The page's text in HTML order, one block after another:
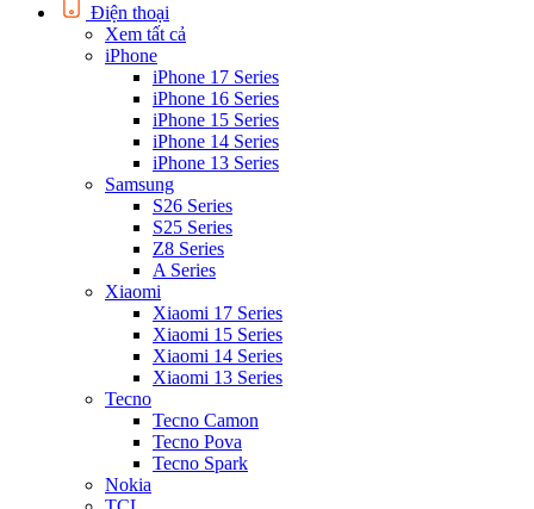
Điện thoại
Xem tất cả
iPhone
iPhone 17 Series
iPhone 16 Series
iPhone 15 Series
iPhone 14 Series
iPhone 13 Series
Samsung
S26 Series
S25 Series
Z8 Series
A Series
Xiaomi
Xiaomi 17 Series
Xiaomi 15 Series
Xiaomi 14 Series
Xiaomi 13 Series
Tecno
Tecno Camon
Tecno Pova
Tecno Spark
Nokia